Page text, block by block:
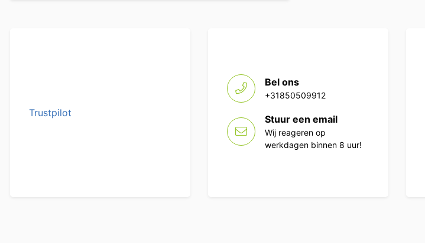
Trustpilot
Bel ons
+31850509912
Stuur een email
Wij reageren op
werkdagen binnen 8 uur!